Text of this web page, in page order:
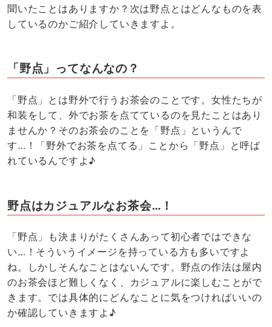
聞いたことはありますか？次は野点とはどんなものを表
しているのかご紹介していきますよ。
「野点」ってなんなの？
「野点」とは野外で行うお茶会のことです。女性たちが
和装をして、外でお茶を点てているのを見たことはあり
ませんか？そのお茶会のことを「野点」というんで
す…！「野外でお茶を点てる」ことから「野点」と呼ば
れているんですよ♪
野点はカジュアルなお茶会…！
「野点」も決まりがたくさんあって初心者ではできな
い…！そういうイメージを持っている方も多いですよ
ね。しかしそんなことはないんです。野点の作法は屋内
のお茶会ほど難しくなく、カジュアルに楽しむことがで
きます。では具体的にどんなことに気をつければいいの
か確認していきますよ♪